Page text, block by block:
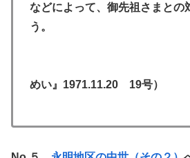
などによって、御先祖さまとの
う。
（『農
めい』1971.11.20 19号）